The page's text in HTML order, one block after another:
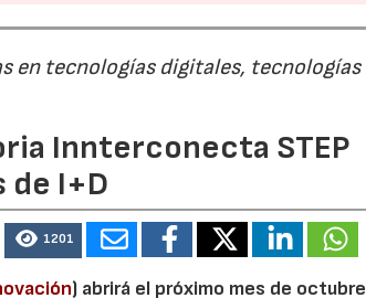
en tecnologías digitales, tecnologías
Innterconecta STEP
de I+D
1201
) abrirá el próximo mes de octubre